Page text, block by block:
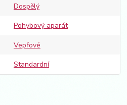
Dospělý
Pohybový aparát
Vepřové
Standardní